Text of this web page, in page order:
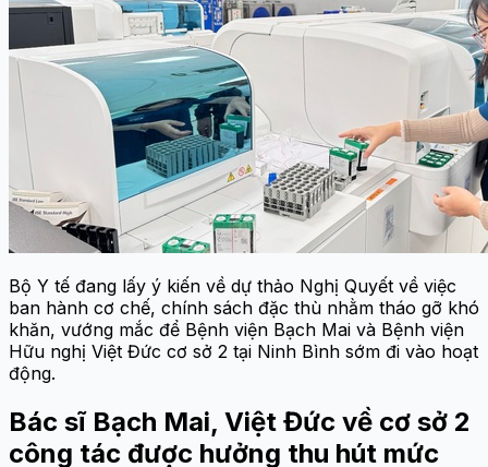
Bộ Y tế đang lấy ý kiến về dự thảo Nghị Quyết về việc
ban hành cơ chế, chính sách đặc thù nhằm tháo gỡ khó
khăn, vướng mắc để Bệnh viện Bạch Mai và Bệnh viện
Hữu nghị Việt Đức cơ sở 2 tại Ninh Bình sớm đi vào hoạt
động.
Bác sĩ Bạch Mai, Việt Đức về cơ sở 2
công tác được hưởng thu hút mức